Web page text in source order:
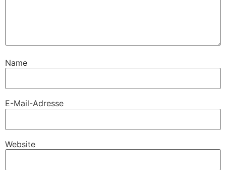
Name
E-Mail-Adresse
Website